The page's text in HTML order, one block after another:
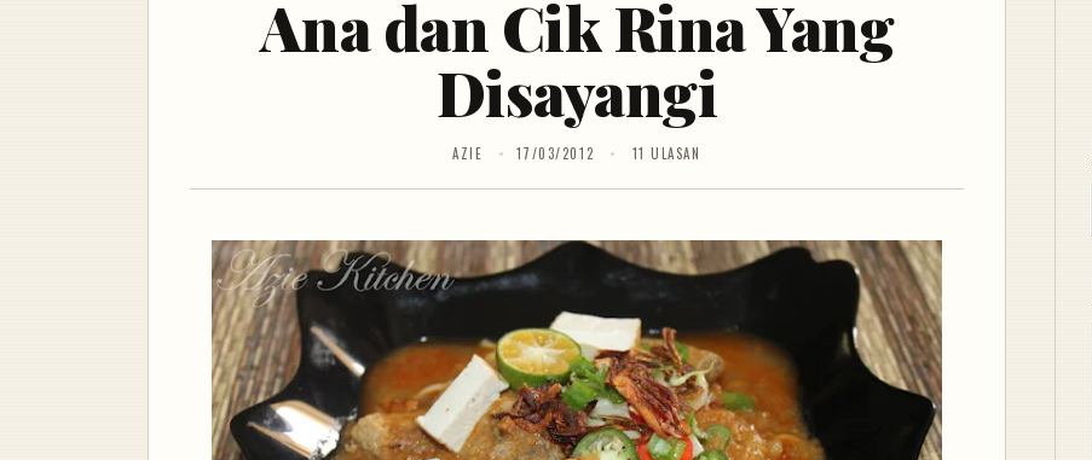
Ana dan Cik Rina Yang
Disayangi
AZIE 17/03/2012 11 ULASAN